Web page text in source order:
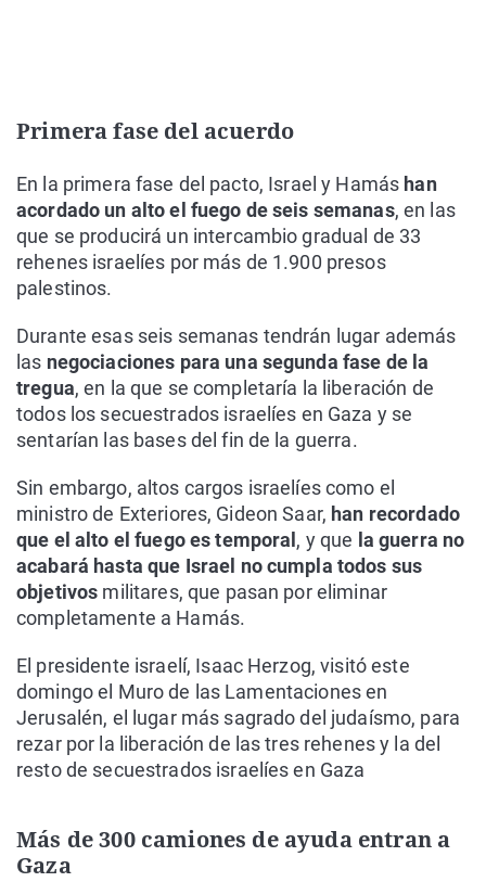
Primera fase del acuerdo
En la primera fase del pacto, Israel y Hamás han
acordado un alto el fuego de seis semanas, en las
que se producirá un intercambio gradual de 33
rehenes israelíes por más de 1.900 presos
palestinos.
Durante esas seis semanas tendrán lugar además
las negociaciones para una segunda fase de la
tregua, en la que se completaría la liberación de
todos los secuestrados israelíes en Gaza y se
sentarían las bases del fin de la guerra.
Sin embargo, altos cargos israelíes como el
ministro de Exteriores, Gideon Saar, han recordado
que el alto el fuego es temporal , y que la guerra no
acabará hasta que Israel no cumpla todos sus
objetivos militares, que pasan por eliminar
completamente a Hamás.
El presidente israelí, Isaac Herzog, visitó este
domingo el Muro de las Lamentaciones en
Jerusalén, el lugar más sagrado del judaísmo, para
rezar por la liberación de las tres rehenes y la del
resto de secuestrados israelíes en Gaza
Más de 300 camiones de ayuda entran a
Gaza